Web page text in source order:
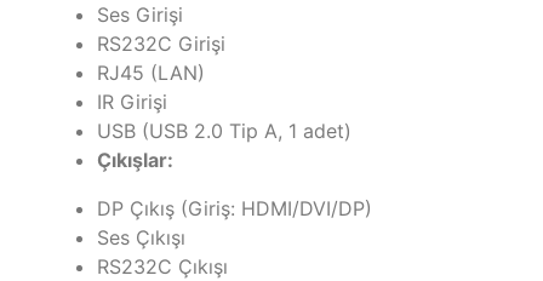
Ses Girişi
RS232C Girişi
RJ45 (LAN)
IR Girişi
USB (USB 2.0 Tip A, 1 adet)
Çıkışlar:
DP Çıkış (Giriş: HDMI/DVI/DP)
Ses Çıkışı
RS232C Çıkışı